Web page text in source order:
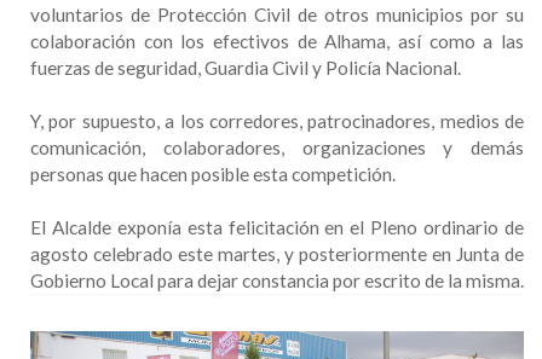
voluntarios de Protección Civil de otros municipios por su
colaboración con los efectivos de Alhama, así como a las
fuerzas de seguridad, Guardia Civil y Policía Nacional.
Y, por supuesto, a los corredores, patrocinadores, medios de
comunicación, colaboradores, organizaciones y demás
personas que hacen posible esta competición.
El Alcalde exponía esta felicitación en el Pleno ordinario de
agosto celebrado este martes, y posteriormente en Junta de
Gobierno Local para dejar constancia por escrito de la misma.